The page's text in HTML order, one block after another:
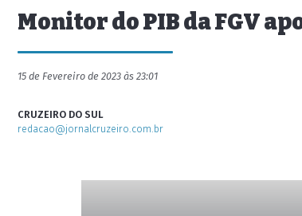
Monitor do PIB da FGV
15 de Fevereiro de 2023 às 23:01
CRUZEIRO DO SUL
redacao@jornalcruzeiro.com.br